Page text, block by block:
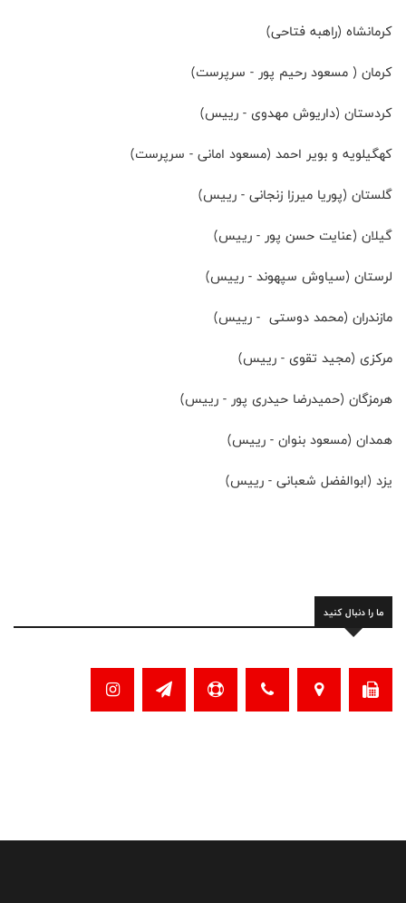
کرمانشاه (راهبه فتاحی)
کرمان ( مسعود رحیم پور - سرپرست)
کردستان (داریوش مهدوی - رییس)
کهگیلویه و بویر احمد (مسعود امانی - سرپرست)
گلستان (پوریا میرزا زنجانی - رییس)
گیلان (عنایت حسن پور - رییس)
لرستان (سیاوش سپهوند - رییس)
مازندران (محمد دوستی - رییس)
مرکزی (مجید تقوی - رییس)
هرمزگان (حمیدرضا حیدری پور - رییس)
همدان (مسعود بنوان - رییس)
یزد (ابوالفضل شعبانی - رییس)
ما را دنبال کنید